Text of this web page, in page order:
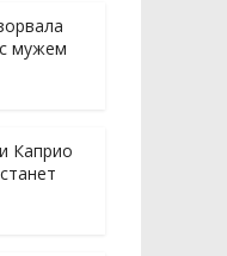
мужем
Каприо